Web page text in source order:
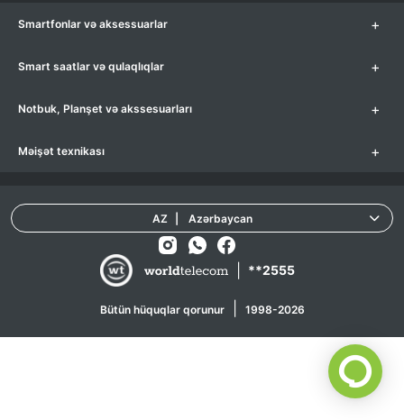
Smartfonlar və aksessuarlar +
Smart saatlar və qulaqlıqlar +
Notbuk, Planşet və akssesuarları +
Məişət texnikası +
**2555
Bütün hüquqlar qorunur 1998-2026
AZ Azərbaycan